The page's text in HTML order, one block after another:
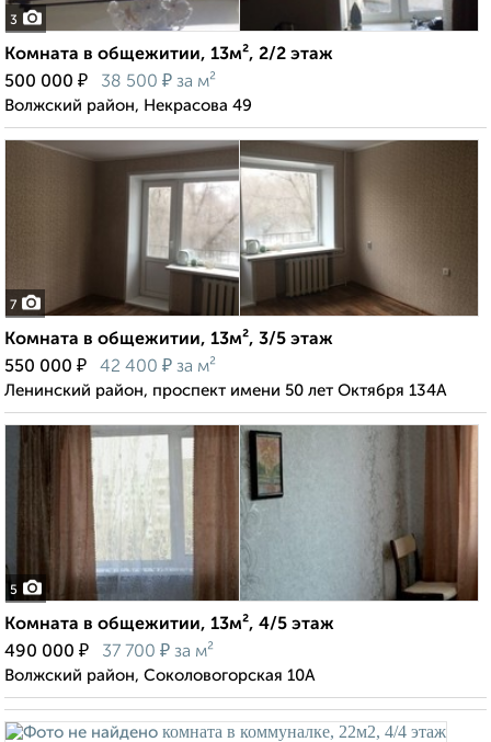
3
Комната в общежитии, 13м², 2/2 этаж
500 000 ₽ 38 500 ₽ за м²
Волжский район, Некрасова 49
7
Комната в общежитии, 13м², 3/5 этаж
550 000 ₽ 42 400 ₽ за м²
Ленинский район, проспект имени 50 лет Октября 134А
5
Комната в общежитии, 13м², 4/5 этаж
490 000 ₽ 37 700 ₽ за м²
Волжский район, Соколовогорская 10А